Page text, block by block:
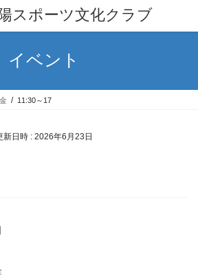
スポーツ文化クラブ
イベント
11:30～17
新日時 : 2026年6月23日